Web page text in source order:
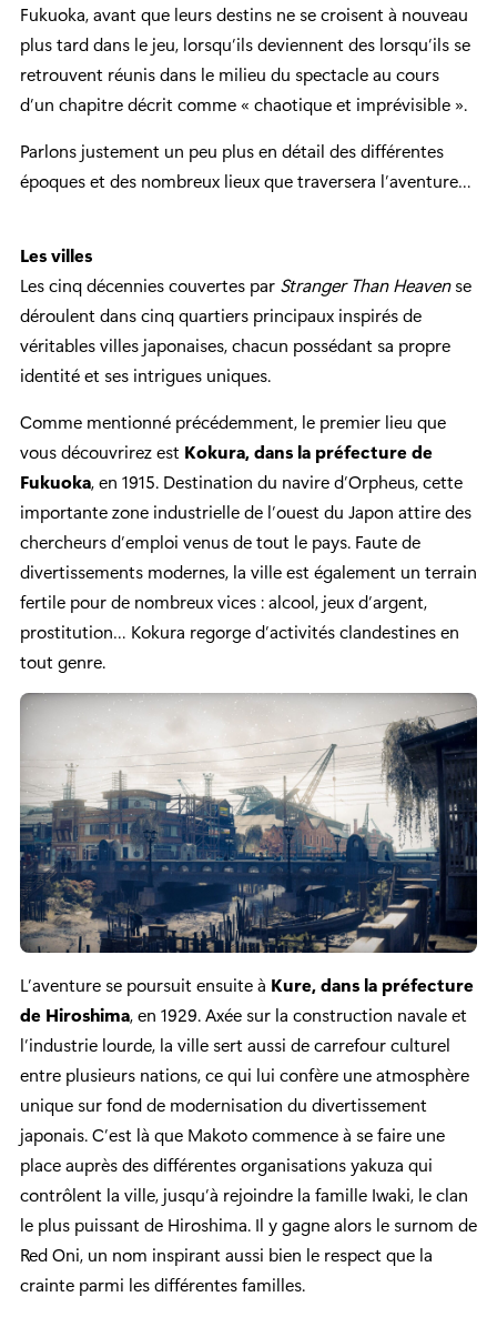
Fukuoka, avant que leurs destins ne se croisent à nouveau
plus tard dans le jeu, lorsqu’ils deviennent des lorsqu’ils se
retrouvent réunis dans le milieu du spectacle au cours
d’un chapitre décrit comme « chaotique et imprévisible ».
Parlons justement un peu plus en détail des différentes
époques et des nombreux lieux que traversera l’aventure…
Les villes
Les cinq décennies couvertes par Stranger Than Heavense
déroulent dans cinq quartiers principaux inspirés de
véritables villes japonaises, chacun possédant sa propre
identité et ses intrigues uniques.
Comme mentionné précédemment, le premier lieu que
vous découvrirez est Kokura, dans la préfecture de
Fukuoka, en 1915. Destination du navire d’Orpheus, cette
importante zone industrielle de l’ouest du Japon attire des
chercheurs d’emploi venus de tout le pays. Faute de
divertissements modernes, la ville est également un terrain
fertile pour de nombreux vices : alcool, jeux d’argent,
prostitution… Kokura regorge d’activités clandestines en
tout genre.
L’aventure se poursuit ensuite à Kure, dans la préfecture
de Hiroshima, en 1929. Axée sur la construction navale et
l’industrie lourde, la ville sert aussi de carrefour culturel
entre plusieurs nations, ce qui lui confère une atmosphère
unique sur fond de modernisation du divertissement
japonais. C’est là que Makoto commence à se faire une
place auprès des différentes organisations yakuza qui
contrôlent la ville, jusqu’à rejoindre la famille Iwaki, le clan
le plus puissant de Hiroshima. Il y gagne alors le surnom de
Red Oni, un nom inspirant aussi bien le respect que la
crainte parmi les différentes familles.